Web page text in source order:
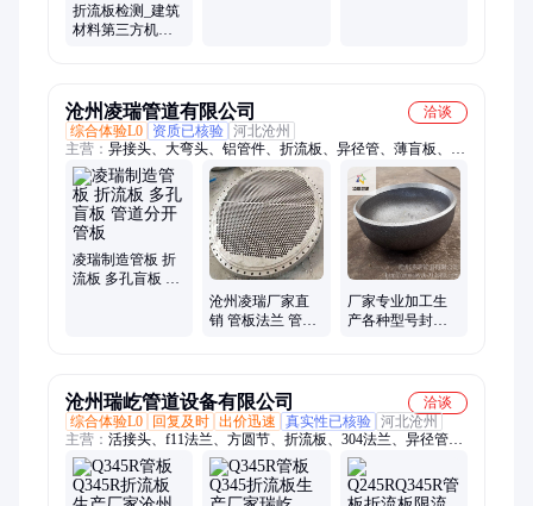
折流板检测_建筑
材料第三方机构_
沧州凌瑞管道有限公司
洽谈
综合体验L0
资质已核验 河北沧州
主营： 异接头、大弯头、铝管件、折流板、异径管、薄盲板、法
兰盘、钢弯头、单丝管、法兰片、热镀锌、锥管车、集合管、锥
形管、铝弯头、铝合金、大小头、焊接弯头、异型焊接、单丝
头、不锈钢焊接、锥管、图纸法兰
凌瑞制造管板 折
流板 多孔盲板 管
沧州凌瑞厂家直
销 管板法兰 管板
厂家专业加工生
产各种型号封头
沧州瑞屹管道设备有限公司
洽谈
综合体验L0
回复及时 出价迅速 真实性已核验 河北沧州
主营： 活接头、f11法兰、方圆节、折流板、304法兰、异径管、
支管座、cl1法兰、疏水罐、容管板、法兰盖、法兰盘、20g弯
头、f22法兰、通气管、伸缩节、排污孔、排漏斗、平吊盖、弯